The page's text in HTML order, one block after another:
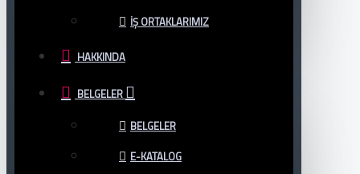
İŞ ORTAKLARIMIZ
HAKKINDA
BELGELER
BELGELER
E-KATALOG